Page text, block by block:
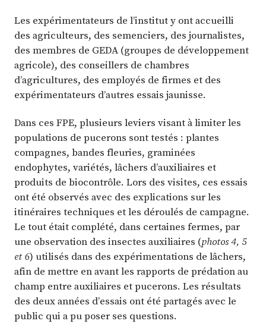
Les expérimentateurs de l’institut y ont accueilli
des agriculteurs, des semenciers, des journalistes,
des membres de GEDA (groupes de développement
agricole), des conseillers de chambres
d’agricultures, des employés de firmes et des
expérimentateurs d’autres essais jaunisse.
Dans ces FPE, plusieurs leviers visant à limiter les
populations de pucerons sont testés : plantes
compagnes, bandes fleuries, graminées
endophytes, variétés, lâchers d’auxiliaires et
produits de biocontrôle. Lors des visites, ces essais
ont été observés avec des explications sur les
itinéraires techniques et les déroulés de campagne.
Le tout était complété, dans certaines fermes, par
une observation des insectes auxiliaires (photos 4, 5
et 6) utilisés dans des expérimentations de lâchers,
afin de mettre en avant les rapports de prédation au
champ entre auxiliaires et pucerons. Les résultats
des deux années d’essais ont été partagés avec le
public qui a pu poser ses questions.